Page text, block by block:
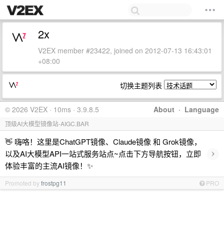
2x
V2EX member #23422, joined on 2012-07-13 16:43:01
+08:00
切换主题列表
About · Language
© 2026 V2EX · 10ms · 3.9.8.5
顶级AI大模型镜像站-AIGC.BAR
👋 嗨咯！这里是ChatGPT镜像、Claude镜像 和 Grok镜像，
以及AI大模型API一站式服务站点~点击下方导航按钮，立即
体验丰富的主流AI镜像！✨
›
Promoted byfrostpg11 PRO